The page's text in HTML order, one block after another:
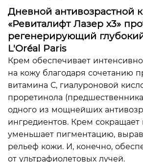
Дневной антивозрастной
«Ревиталифт Лазер х3»
регенерирующий глубокий
L'Oréal Paris
Крем обеспечивает
на кожу благодаря сочетанию
витамина С, гиалуроновой
проретинола (предшественника
одного из мощнейших
ингредиентов. Крем
уменьшает пигментацию,
рельеф кожи. И, конечно,
от ультрафиолетовых лучей.